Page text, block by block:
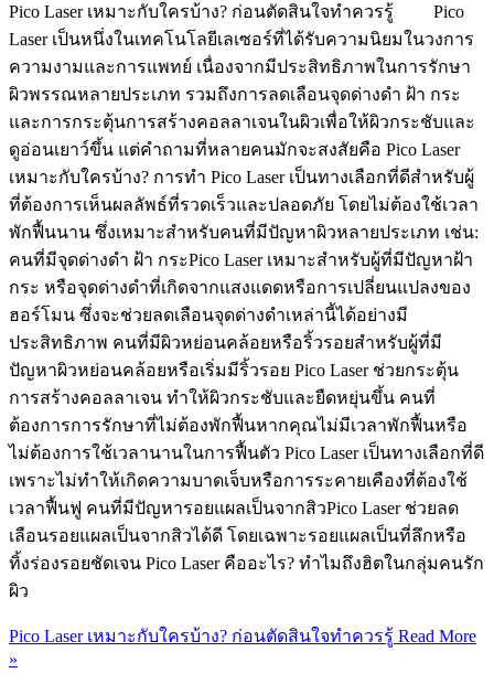
Pico Laser เหมาะกับใครบ้าง? ก่อนตัดสินใจทำควรรู้ Pico
Laser เป็นหนึ่งในเทคโนโลยีเลเซอร์ที่ได้รับความนิยมในวงการ
ความงามและการแพทย์ เนื่องจากมีประสิทธิภาพในการรักษา
ผิวพรรณหลายประเภท รวมถึงการลดเลือนจุดด่างดำ ฝ้า กระ
และการกระตุ้นการสร้างคอลลาเจนในผิวเพื่อให้ผิวกระชับและ
ดูอ่อนเยาว์ขึ้น แต่คำถามที่หลายคนมักจะสงสัยคือ Pico Laser
เหมาะกับใครบ้าง? การทำ Pico Laser เป็นทางเลือกที่ดีสำหรับผู้
ที่ต้องการเห็นผลลัพธ์ที่รวดเร็วและปลอดภัย โดยไม่ต้องใช้เวลา
พักฟื้นนาน ซึ่งเหมาะสำหรับคนที่มีปัญหาผิวหลายประเภท เช่น:
คนที่มีจุดด่างดำ ฝ้า กระPico Laser เหมาะสำหรับผู้ที่มีปัญหาฝ้า
กระ หรือจุดด่างดำที่เกิดจากแสงแดดหรือการเปลี่ยนแปลงของ
ฮอร์โมน ซึ่งจะช่วยลดเลือนจุดด่างดำเหล่านี้ได้อย่างมี
ประสิทธิภาพ คนที่มีผิวหย่อนคล้อยหรือริ้วรอยสำหรับผู้ที่มี
ปัญหาผิวหย่อนคล้อยหรือเริ่มมีริ้วรอย Pico Laser ช่วยกระตุ้น
การสร้างคอลลาเจน ทำให้ผิวกระชับและยืดหยุ่นขึ้น คนที่
ต้องการการรักษาที่ไม่ต้องพักฟื้นหากคุณไม่มีเวลาพักฟื้นหรือ
ไม่ต้องการใช้เวลานานในการฟื้นตัว Pico Laser เป็นทางเลือกที่ดี
เพราะไม่ทำให้เกิดความบาดเจ็บหรือการระคายเคืองที่ต้องใช้
เวลาฟื้นฟู คนที่มีปัญหารอยแผลเป็นจากสิวPico Laser ช่วยลด
เลือนรอยแผลเป็นจากสิวได้ดี โดยเฉพาะรอยแผลเป็นที่ลึกหรือ
ทิ้งร่องรอยชัดเจน Pico Laser คืออะไร? ทำไมถึงฮิตในกลุ่มคนรัก
ผิว
Pico Laser เหมาะกับใครบ้าง? ก่อนตัดสินใจทำควรรู้ Read More
»